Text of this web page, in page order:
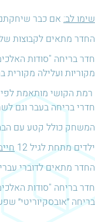
שימו לב: אם כבר
החדר מתאים לקבוצות של 2 עד 8 מבוגרים או 2 עד 10 ילדים (בגירסת
חדר בריחה "סודות
מקוריות ועלילה
רמת הקושי מותאמת לפי
חדרי בריחה בעבר וגם
המשחק כולל קטע עם
ילדים מתחת לגיל 12
החדר מתאים לדוברי
חדר בריחה "סודות
בריחה ״אובסקיוריטי״